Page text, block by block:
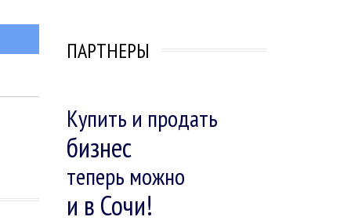
ПАРТНЕРЫ
Купить и продать
бизнес
теперь можно
и в Сочи!